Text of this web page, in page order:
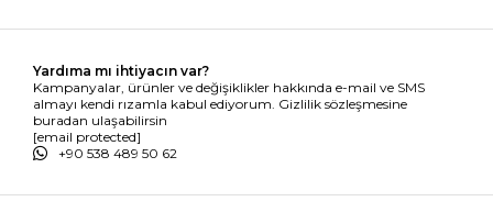
Yardıma mı ihtiyacın var?
Kampanyalar, ürünler ve değişiklikler hakkında e-mail ve SMS
almayı kendi rızamla kabul ediyorum. Gizlilik sözleşmesine
buradan ulaşabilirsin
[email protected]
+90 538 489 50 62